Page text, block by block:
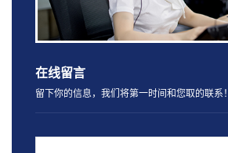
在线留言
留下你的信息，我们将第一时间和您取的联系！